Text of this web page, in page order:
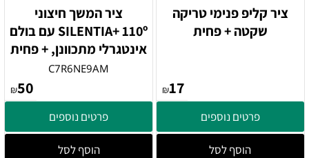
ציר קליפ פנימי טריקה
שקטה + פחית
₪17
פרטים נוספים
הוסף לסל
ציר המשך חיצוני
SILENTIA+ 110º עם בולם
אינטגרלי מתכוונן, + פחית
C7R6NE9AM
₪50
פרטים נוספים
הוסף לסל